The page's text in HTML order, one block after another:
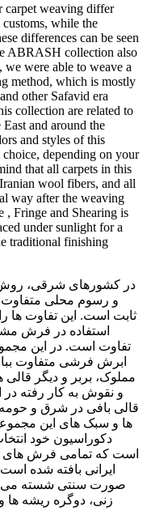
carpet weaving differ
while the
differences can be seen
ABRASH collection also
were able to weave a
method, which is mostly
other Safavid era
collection are related to
and around the
and styles of this
depending on your
that all carpets in this
wool fibers, and all
way after the weaving
, Fringe and Shearing is
under sunlight for a
traditional finishing
در کشورهای شرقی،
و رسوم محلی
ثابت است. این تفاوت ها
استفاده در فرش
تفاوت است. در این
ابرش فرشی متفاوت
مملوک، بربر و دیگر
و نقوش به کار رفته
قالی بافی در شرق و حومه
ها و سبک های این
دکوراسیون خود
ایرانی بافته شده
صورت سنتی شسته می
زنی، دوگره ریشه